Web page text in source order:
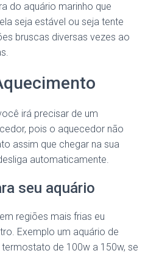
do aquário marinho que
seja estável ou seja tente
bruscas diversas vezes ao
irá precisar de um
pois o aquecedor não
assim que chegar na sua
automaticamente.
seu aquário
regiões mais frias eu
Exemplo um aquário de
de 100w a 150w, se